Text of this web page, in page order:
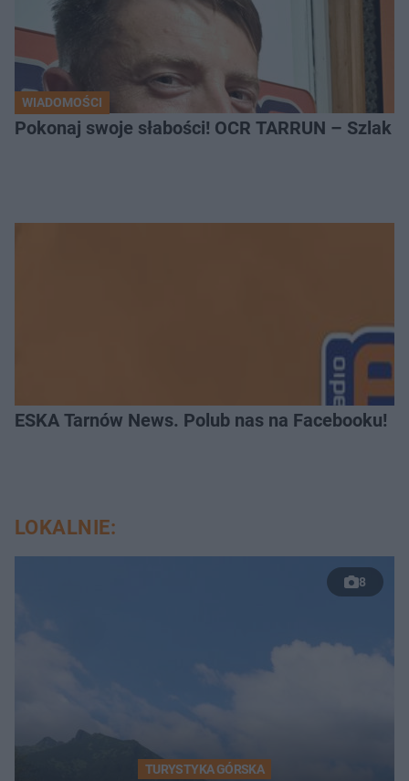
WIADOMOŚCI
Pokonaj swoje słabości! OCR TARRUN – Szlak
ESKA Tarnów News. Polub nas na Facebooku!
LOKALNIE:
8
TURYSTYKA GÓRSKA